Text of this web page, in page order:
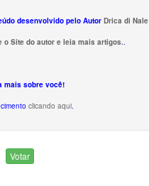
desenvolvido pelo Autor Drica di Nale
o Site do autor e leia mais artigos..
mais sobre você!
clicando aqui.